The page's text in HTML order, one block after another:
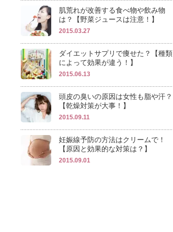
肌荒れが改善する食べ物や飲み物
は？【野菜ジュースは注意！】
2015.03.27
ダイエットサプリで痩せた？【種類
によって効果が違う！】
2015.06.13
頭皮の臭いの原因は女性も脂や汗？
【乾燥対策が大事！】
2015.09.11
妊娠線予防の方法はクリームで！
【原因と効果的な対策は？】
2015.09.01